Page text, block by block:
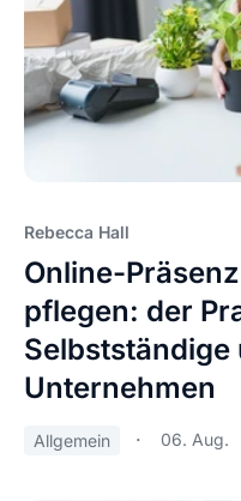
Rebecca Hall
Online-
pflegen: der
Selbstständige
Unternehmen
Allgemein 06. Aug.